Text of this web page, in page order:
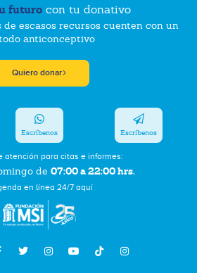
futurocon tu donativo
escasos recursos cuenten con un
anticonceptivo
Quiero donar
atención para citas e informes:
de 07:00 a 22:00 hrs.
en línea 24/7 aquí
Escríbenos Escríbenos